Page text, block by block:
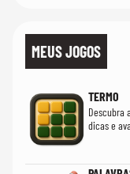
MEUS JOGOS
TERMO
Descubra
dicas e